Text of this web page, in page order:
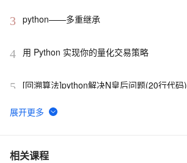
3 python——多重继承
4 用 Python 实现你的量化交易策略
5 [回溯算法]python解决N皇后问题(20行代码)
6 python_list
7 Python之计算24点
相关课程